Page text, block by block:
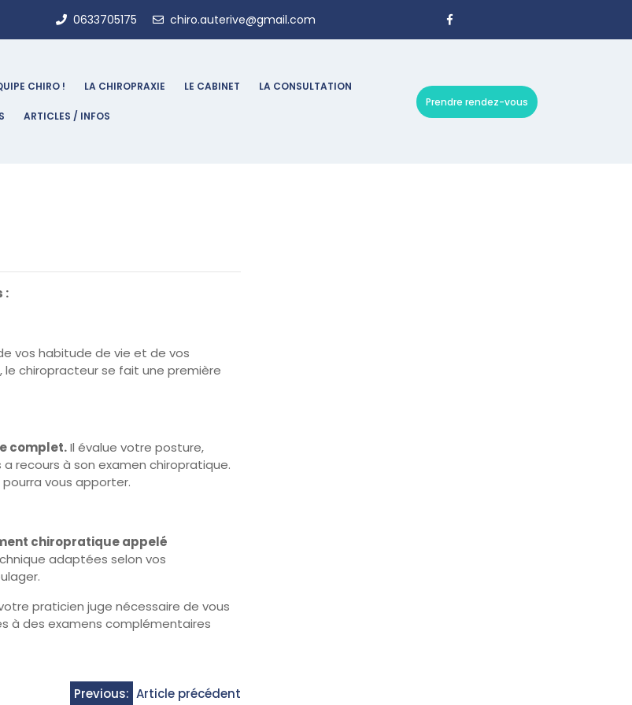
0633705175 chiro.auterive@gmail.com
CHIRO ! LA CHIROPRAXIE LE CABINET LA CONSULTATION
ARTICLES / INFOS
Prendre rendez-vous
:
vos habitude de vie et de vos
le chiropracteur se fait une première
complet.Il évalue votre posture,
recours à son examen chiropratique.
vous apporter.
chiropratique appelé
adaptées selon vos
praticien juge nécessaire de vous
à des examens complémentaires
Previous: Article précédent